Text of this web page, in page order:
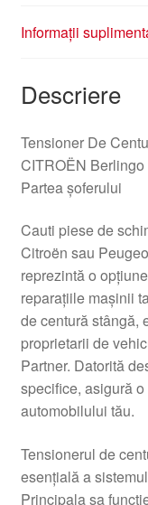
Informații
Descriere
Tensioner De
CITROËN
Partea șoferului
Cauti piese de
Citroën sau
reprezintă o
reparațiile mașinii
de centură stângă,
proprietarii de
Partner. Datorită
specifice, asigură
automobilului tău.
Tensionerul de
esențială a
Principala sa